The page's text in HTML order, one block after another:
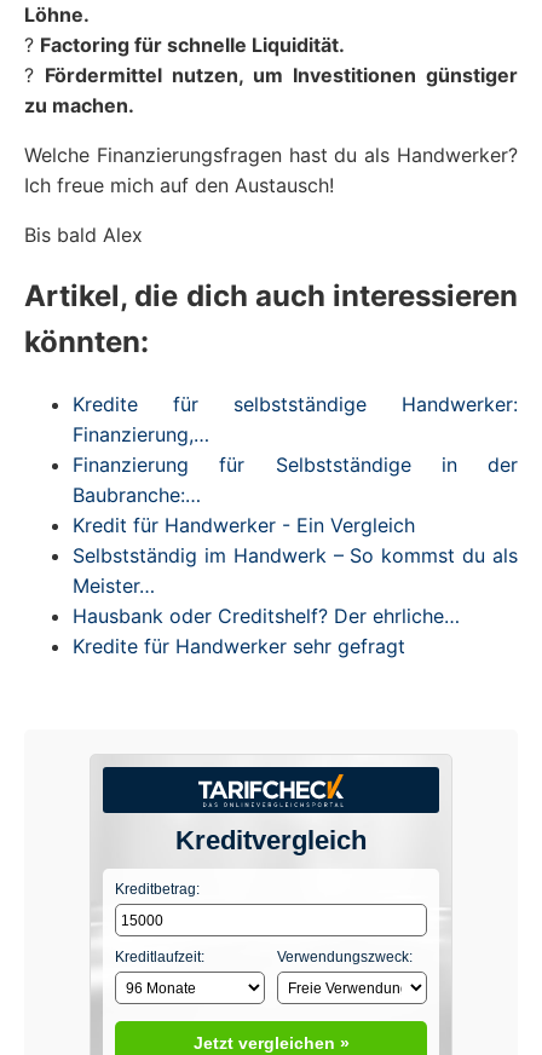
Löhne.
? Factoring für schnelle Liquidität.
? Fördermittel nutzen, um Investitionen günstiger
zu machen.
Welche Finanzierungsfragen hast du als Handwerker?
Ich freue mich auf den Austausch!
Bis bald Alex
Artikel, die dich auch interessieren
könnten:
Kredite für selbstständige Handwerker:
Finanzierung,…
Finanzierung für Selbstständige in der
Baubranche:…
Kredit für Handwerker - Ein Vergleich
Selbstständig im Handwerk – So kommst du als
Meister…
Hausbank oder Creditshelf? Der ehrliche…
Kredite für Handwerker sehr gefragt
Kreditvergleich
Kreditbetrag:
Kreditlaufzeit: Verwendungszweck:
Jetzt vergleichen »